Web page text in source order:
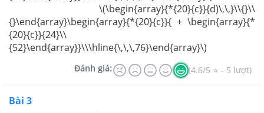
\(\begin{array}{*{20}{c}}{d)\,\,}\\{}\\
{}\end{array}\begin{array}{*{20}{c}}{ + \begin{array}{*
{20}{c}}{24}\\
{52}\end{array}}\\\hline{\,\,\,76}\end{array}\)
Đánh giá: (4.6/5 ⭐ - 5 lượt)
Bài 3